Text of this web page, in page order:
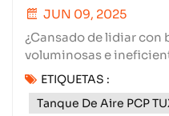
JUN 09, 2025
¿Cansado de lidiar con
voluminosas e
aire portátil TXES022:
inflar tus neumáticos
cualquier momento y
ETIQUETAS :
Tanque De Aire PCP